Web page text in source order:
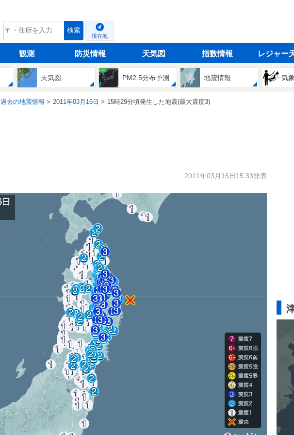
tenki.jp 検索
現在地
観測 防災情報 天気図 指数情報 レジャー
天気図 PM2.5分布予測 地震情報 気
過去の地震情報 2011年03月16日 15時29分頃発生した地震(最大震度3)
2011年03月16日15:33発表